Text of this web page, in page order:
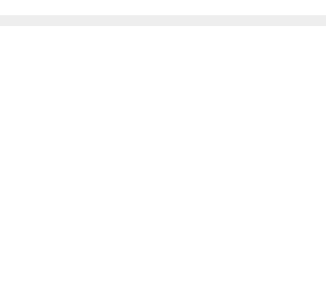
율적인 수단이 될 수 있다. 저자는 여러 디지털 도
많다. 특히 누구나 스마트폰에 하나쯤은 가지고
메모를 정리하고 서로 연결할 수 있는 기능들을
으로 소개한다.
기
이고 리포트, 논문, 교육 자료 등 짜임새 있는 글